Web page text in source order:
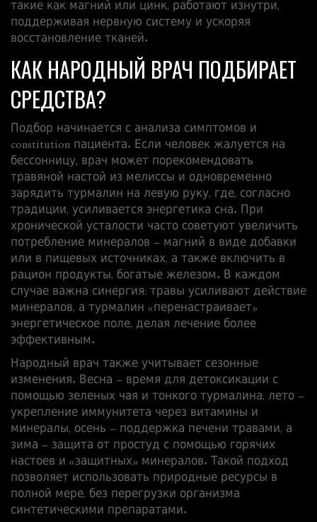
такие как магний или цинк, работают изнутри,
поддерживая нервную систему и ускоряя
восстановление тканей.
КАК НАРОДНЫЙ ВРАЧ ПОДБИРАЕТ
СРЕДСТВА?
Подбор начинается с анализа симптомов и
constitution пациента. Если человек жалуется на
бессонницу, врач может порекомендовать
травяной настой из мелиссы и одновременно
зарядить турмалин на левую руку, где, согласно
традиции, усиливается энергетика сна. При
хронической усталости часто советуют увеличить
потребление минералов – магний в виде добавки
или в пищевых источниках, а также включить в
рацион продукты, богатые железом. В каждом
случае важна синергия: травы усиливают действие
минералов, а турмалин «перенастраивает»
энергетическое поле, делая лечение более
эффективным.
Народный врач также учитывает сезонные
изменения. Весна – время для детоксикации с
помощью зеленых чая и тонкого турмалина, лето –
укрепление иммунитета через витамины и
минералы, осень – поддержка печени травами, а
зима – защита от простуд с помощью горячих
настоев и «защитных» минералов. Такой подход
позволяет использовать природные ресурсы в
полной мере, без перегрузки организма
синтетическими препаратами.